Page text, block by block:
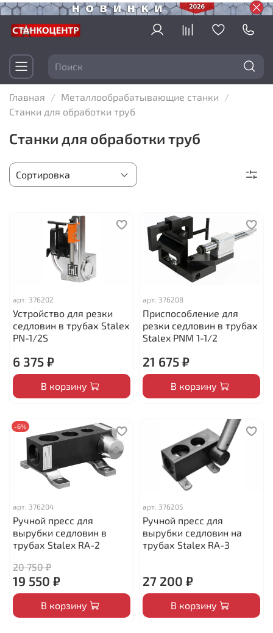
Главная
Металлообрабатывающие станки
Станки для обработки труб
Станки для обработки труб
арт. 376202
Устройство для резки
седловин в трубах Stalex
PN-1/2S
6 375 ₽
В корзину
арт. 376208
Приспособление для
резки седловин в трубах
Stalex PNM 1-1/2
21 675 ₽
В корзину
-6%
арт. 376204
Ручной пресс для
вырубки седловин в
трубах Stalex RA-2
20 750 ₽
19 550 ₽
В корзину
арт. 376205
Ручной пресс для
вырубки седловин на
трубах Stalex RA-3
27 200 ₽
В корзину